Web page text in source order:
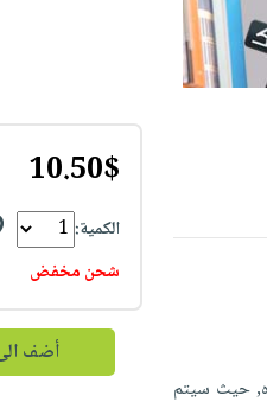
حيث سيتم
10.50$
الكمية:
شحن مخفض
أضف